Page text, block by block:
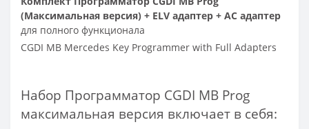
(Максимальная версия) + ELV адаптер + AC адаптер
для полного функционала
CGDI MB Mercedes Key Programmer with Full Adapters
Набор Программатор CGDI MB Prog
максимальная версия включает в себя: